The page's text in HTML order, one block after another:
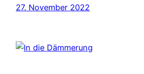
27. November 2022